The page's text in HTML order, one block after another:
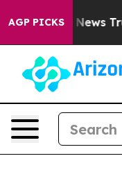
AGP PICKS
Good News